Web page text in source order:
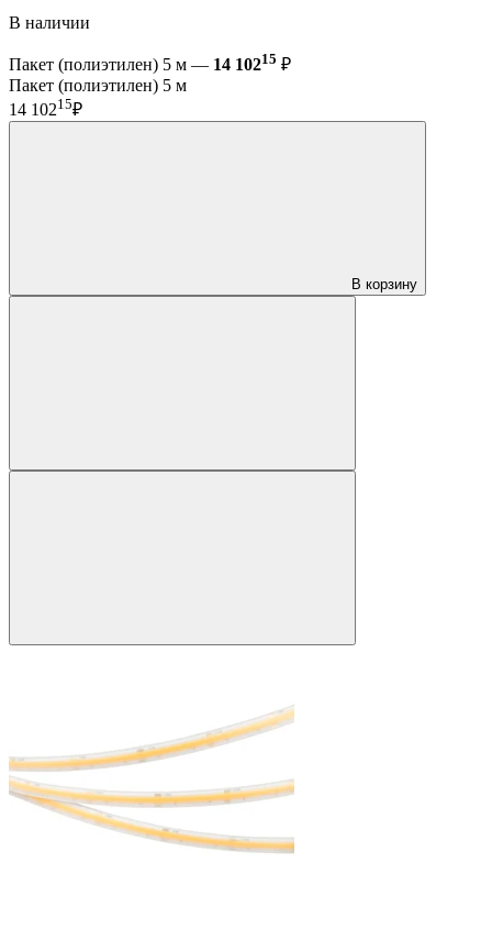
В наличии
Пакет (полиэтилен) 5 м — 14 10215 ₽
Пакет (полиэтилен) 5 м
14 10215₽
В корзину